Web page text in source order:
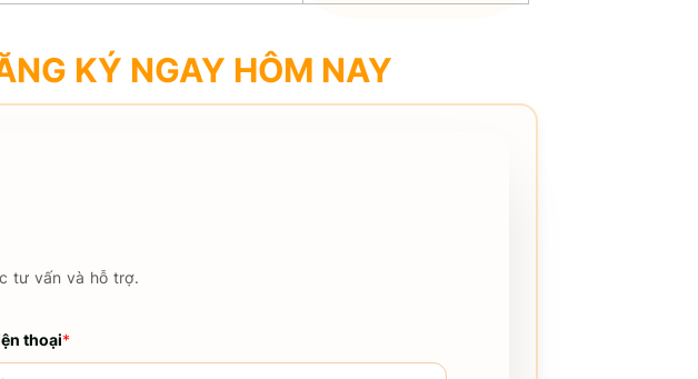
KÝ NGAY HÔM NAY
tư vấn và hỗ trợ.
thoại*